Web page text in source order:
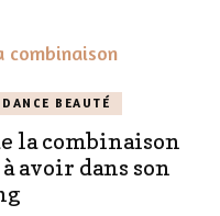
BEAUTÉ
la combinaison
avoir dans son